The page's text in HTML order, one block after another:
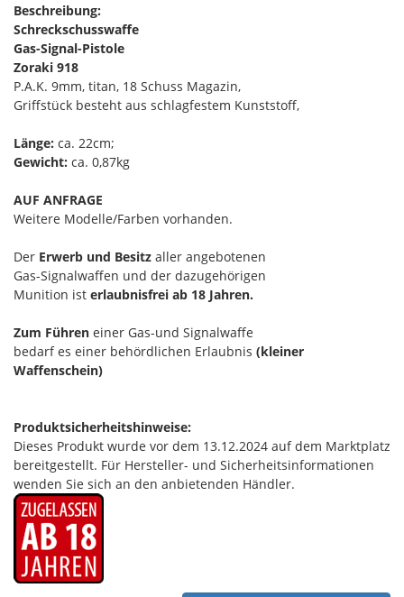
Beschreibung:
Schreckschusswaffe
Gas-Signal-Pistole
Zoraki 918
P.A.K. 9mm, titan, 18 Schuss Magazin,
Griffstück besteht aus schlagfestem Kunststoff,
Länge: ca. 22cm;
Gewicht: ca. 0,87kg
AUF ANFRAGE
Weitere Modelle/Farben vorhanden.
Der Erwerb und Besitz aller angebotenen
Gas-Signalwaffen und der dazugehörigen
Munition ist erlaubnisfrei ab 18 Jahren.
Zum Führen einer Gas-und Signalwaffe
bedarf es einer behördlichen Erlaubnis (kleiner
Waffenschein)
Produktsicherheitshinweise:
Dieses Produkt wurde vor dem 13.12.2024 auf dem Marktplatz
bereitgestellt. Für Hersteller- und Sicherheitsinformationen
wenden Sie sich an den anbietenden Händler.